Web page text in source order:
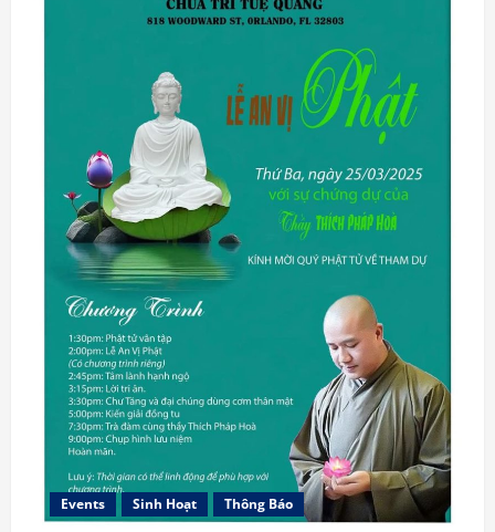
Events Sinh Hoạt Thông Báo